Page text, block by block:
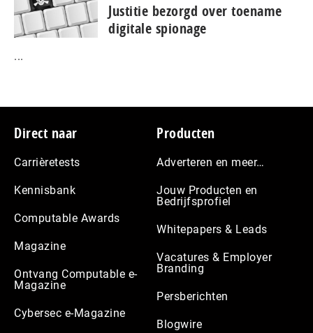
Justitie bezorgd over toename
digitale spionage
...
Footer
Direct naar
Carrièretests
Kennisbank
Computable Awards
Magazine
Ontvang Computable e-
Magazine
Cybersec e-Magazine
Producten
Adverteren en meer…
Jouw Producten en
Bedrijfsprofiel
Whitepapers & Leads
Vacatures & Employer
Branding
Persberichten
Blogwire